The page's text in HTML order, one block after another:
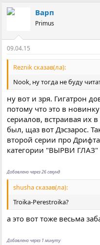
Варп
Primus
09.04.15
Reznik сказав(ла):
Nook, ну тогда не буду
ну вот и зря. Гигатрон
потому что это в
сериалов, встраивая их
был, щаз вот Дэсзарос.
второй серии про
категории "ВЫРВИ ГЛАЗ"
Добавлено через 26 секунд
shusha сказав(ла):
Troika-Perestroika?
а это вот тоже весьма
Добавлено через 1 минуту